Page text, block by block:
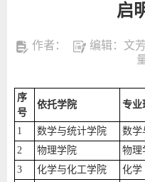
启
作者： 编辑：文芳
序
号
依托学院 专业
1 数学与统计学院
数学
2
物理学院
物理
3
化学与化工学院 化学